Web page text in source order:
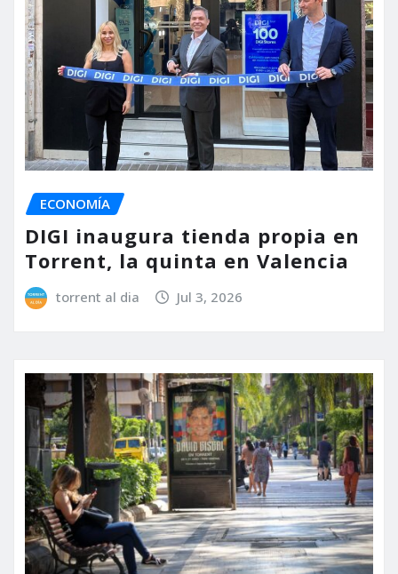
ECONOMÍA
DIGI inaugura tienda propia en
Torrent, la quinta en Valencia
torrent al dia Jul 3, 2026